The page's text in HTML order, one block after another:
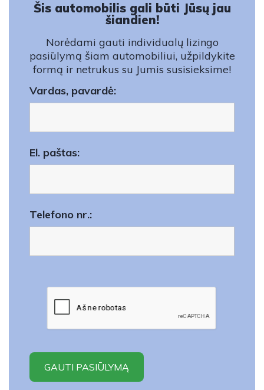
Šis automobilis gali būti Jūsų jau
šiandien!
Norėdami gauti individualų lizingo
pasiūlymą šiam automobiliui, užpildykite
formą ir netrukus su Jumis susisieksime!
Vardas, pavardė:
El. paštas:
Telefono nr.: